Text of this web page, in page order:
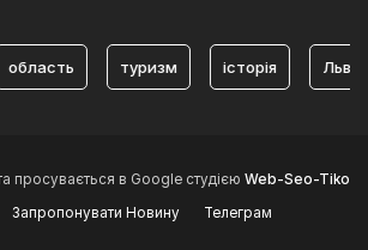
туризм історія Львів
просувається в Google студією Web-Seo-Tiko
Запропонувати Новину Телеграм